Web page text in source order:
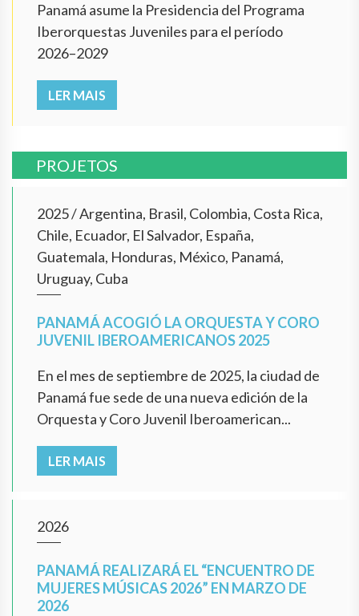
Panamá asume la Presidencia del Programa
Iberorquestas Juveniles para el período
2026–2029
LER MAIS
PROJETOS
2025/Argentina, Brasil, Colombia, Costa Rica,
Chile, Ecuador, El Salvador, España,
Guatemala, Honduras, México, Panamá,
Uruguay, Cuba
PANAMÁ ACOGIÓ LA ORQUESTA Y CORO
JUVENIL IBEROAMERICANOS 2025
En el mes de septiembre de 2025, la ciudad de
Panamá fue sede de una nueva edición de la
Orquesta y Coro Juvenil Iberoamerican...
LER MAIS
2026
PANAMÁ REALIZARÁ EL “ENCUENTRO DE
MUJERES MÚSICAS 2026” EN MARZO DE
2026